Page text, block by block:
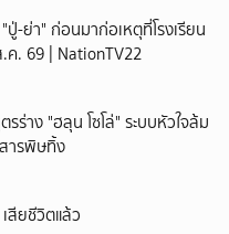
"ปู่-ย่า" ก่อนมาก่อเหตุที่โรงเรียน
.ค. 69 | NationTV22
ร่าง "ฮลุน โซโล่" ระบบหัวใจล้ม
ารพิษทิ้ง
สียชีวิตแล้ว